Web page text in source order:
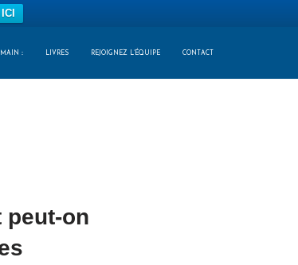
:: LIVRES REJOIGNEZ L’ÉQUIPE CONTACT
peut-on